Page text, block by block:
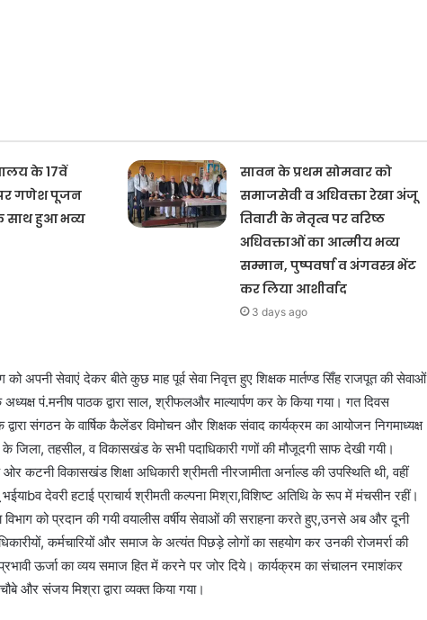
के 17वें
पर गणेश पूजन
साथ हुआ भव्य
सावन के प्रथम सोमवार को
समाजसेवी व अधिवक्ता रेखा अंजू
तिवारी के नेतृत्व पर वरिष्ठ
अधिवक्ताओं का आत्मीय भव्य
सम्मान, पुष्पवर्षा व अंगवस्त्र भेंट
कर लिया आशीर्वाद
3 days ago
को अपनी सेवाएं देकर बीते कुछ माह पूर्व सेवा निवृत्त हुए शिक्षक मार्तण्ड सिँह राजपूत की सेवाओं
पं.मनीष पाठक द्वारा साल, श्रीफलऔर माल्यार्पण कर के किया गया। गत दिवस
संगठन के वार्षिक कैलेंडर विमोचन और शिक्षक संवाद कार्यक्रम का आयोजन निगमाध्यक्ष
तहसील, व विकासखंड के सभी पदाधिकारी गणों की मौजूदगी साफ देखी गयी।
विकासखंड शिक्षा अधिकारी श्रीमती नीरजामीता अर्नाल्ड की उपस्थिति थी, वहीं
देवरी हटाई प्राचार्य श्रीमती कल्पना मिश्रा,विशिष्ट अतिथि के रूप में मंचसीन रहीं।
विभाग को प्रदान की गयी वयालीस वर्षीय सेवाओं की सराहना करते हुए,उनसे अब और दूनी
कर्मचारियों और समाज के अत्यंत पिछड़े लोगों का सहयोग कर उनकी रोजमर्रा की
ऊर्जा का व्यय समाज हित में करने पर जोर दिये। कार्यक्रम का संचालन रमाशंकर
और संजय मिश्रा द्वारा व्यक्त किया गया।